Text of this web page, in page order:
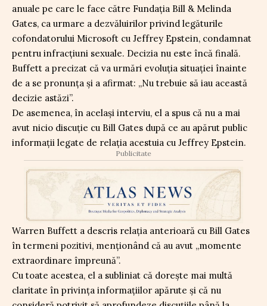
anuale pe care le face către Fundația Bill & Melinda
Gates, ca urmare a dezvăluirilor privind legăturile
cofondatorului Microsoft cu Jeffrey Epstein, condamnat
pentru infracțiuni sexuale. Decizia nu este încă finală.
Buffett a precizat că va urmări evoluția situației înainte
de a se pronunța și a afirmat: „Nu trebuie să iau această
decizie astăzi”.
De asemenea, în același interviu, el a spus că nu a mai
avut nicio discuție cu Bill Gates după ce au apărut public
informații legate de relația acestuia cu Jeffrey Epstein.
Publicitate
Warren Buffett a descris relația anterioară cu Bill Gates
în termeni pozitivi, menționând că au avut „momente
extraordinare împreună”.
Cu toate acestea, el a subliniat că dorește mai multă
claritate în privința informațiilor apărute și că nu